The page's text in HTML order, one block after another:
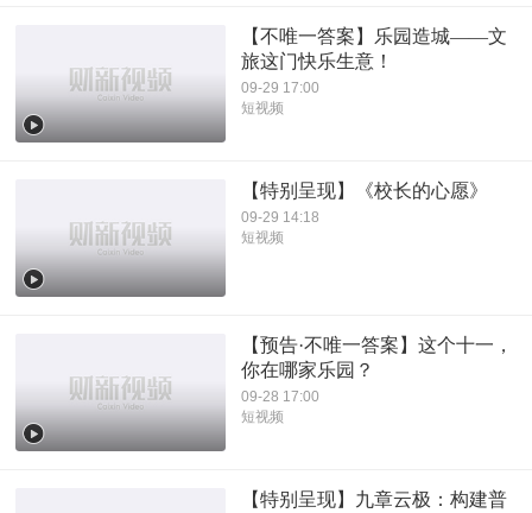
【不唯一答案】乐园造城——文
旅这门快乐生意！
09-29 17:00
短视频
【特别呈现】《校长的心愿》
09-29 14:18
短视频
【预告·不唯一答案】这个十一，
你在哪家乐园？
09-28 17:00
短视频
【特别呈现】九章云极：构建普